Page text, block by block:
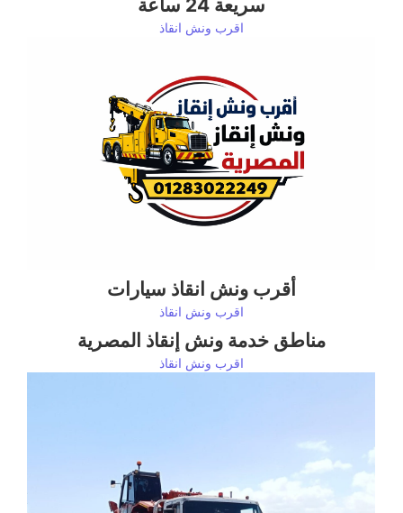
سريعة 24 ساعة
اقرب ونش انقاذ
أقرب ونش انقاذ سيارات
اقرب ونش انقاذ
مناطق خدمة ونش إنقاذ المصرية
اقرب ونش انقاذ